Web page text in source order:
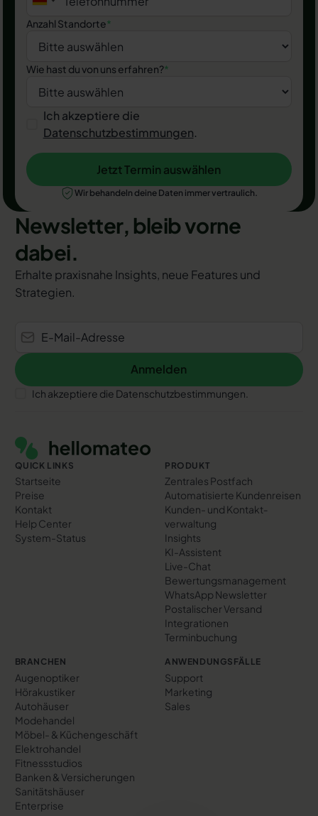
Anzahl Standorte*
Wie hast du von uns erfahren?*
Ich akzeptiere die
Datenschutzbestimmungen.
Jetzt Termin auswählen
Jetzt Termin auswählen
Wir behandeln deine Daten immer vertraulich.
Newsletter, bleib vorne
dabei.
Erhalte praxisnahe Insights, neue Features und
Strategien.
Anmelden
Anmelden
Ich akzeptiere die Datenschutzbestimmungen.
QUICK LINKS
Startseite
Preise
Kontakt
Help Center
System-Status
PRODUKT
Zentrales Postfach
Automatisierte Kundenreisen
Kunden- und Kontakt­
verwaltung
Insights
KI-Assistent
Live-Chat
Bewertungs­management
WhatsApp Newsletter
Postalischer Versand
Integrationen
Terminbuchung
BRANCHEN
Augenoptiker
Hörakustiker
Autohäuser
Modehandel
Möbel- & Küchengeschäft
Elektrohandel
Fitnessstudios
Banken & Versicherungen
Sanitätshäuser
Enterprise
ANWENDUNGSFÄLLE
Support
Marketing
Sales